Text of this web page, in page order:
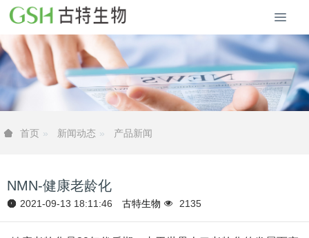
首页 新闻动态 产品新闻
NMN-健康老龄化
2021-09-13 18:11:46 古特生物 2135